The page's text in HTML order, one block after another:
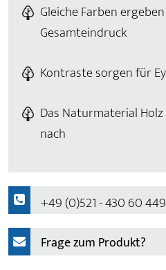
Gleiche Farben
Gesamteindruck
Kontraste sorgen für
Das Naturmaterial
nach
+49 (0)521 - 430 60 449
Frage zum Produkt?